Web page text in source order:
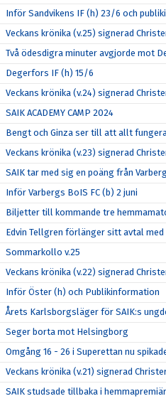
Inför Sandvikens IF (h) 23/6 och
Veckans krönika (v.25) signerad
Två ödesdigra minuter avgjorde mot
Degerfors IF (h) 15/6
Veckans krönika (v.24) signerad
SAIK ACADEMY CAMP 2024
Bengt och Ginza ser till att allt
Veckans krönika (v.23) signerad
SAIK tar med sig en poäng från
Inför Varbergs BoIS FC (b) 2 juni
Biljetter till kommande tre
Edvin Tellgren förlänger sitt avtal med
Sommarkollo v.25
Veckans krönika (v.22) signerad
Inför Öster (h) och Publikinformation
Årets Karlsborgsläger för SAIK:s
Seger borta mot Helsingborg
Omgång 16 - 26 i Superettan nu
Veckans krönika (v.21) signerad
SAIK studsade tillbaka i